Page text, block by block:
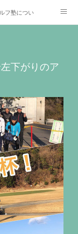
フ塾について
下がりのア